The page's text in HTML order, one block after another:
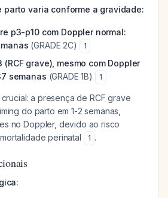
parto varia conforme a gravidade:
p3-p10 com Doppler normal:
(GRADE 2C) 1
grave), mesmo com Doppler
semanas (GRADE 1B) 1
a presença de RCF grave
do parto em 1-2 semanas,
no Doppler, devido ao risco
perinatal
1 .